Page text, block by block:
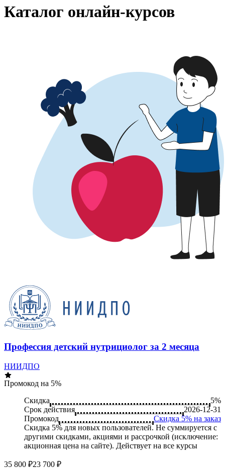
Каталог онлайн-курсов
Профессия детский нутрициолог за 2 месяца
НИИДПО
Промокод на 5%
Скидка
5%
Срок действия
2026-12-31
Промокод
Скидка 5% на заказ
Скидка 5% для новых пользователей. Не суммируется c
другими скидками, акциями и рассрочкой (исключение:
акционная цена на сайте). Действует на все курсы
35 800 ₽23 700 ₽